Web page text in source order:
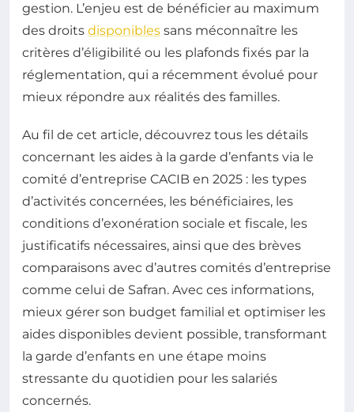
gestion. L’enjeu est de bénéficier au maximum
des droits disponibles sans méconnaître les
critères d’éligibilité ou les plafonds fixés par la
réglementation, qui a récemment évolué pour
mieux répondre aux réalités des familles.
Au fil de cet article, découvrez tous les détails
concernant les aides à la garde d’enfants via le
comité d’entreprise CACIB en 2025 : les types
d’activités concernées, les bénéficiaires, les
conditions d’exonération sociale et fiscale, les
justificatifs nécessaires, ainsi que des brèves
comparaisons avec d’autres comités d’entreprise
comme celui de Safran. Avec ces informations,
mieux gérer son budget familial et optimiser les
aides disponibles devient possible, transformant
la garde d’enfants en une étape moins
stressante du quotidien pour les salariés
concernés.